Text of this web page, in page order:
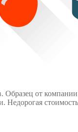
от
Недорогая